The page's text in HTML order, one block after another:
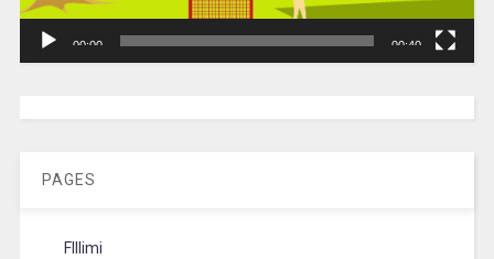
00:00 00:40
PAGES
FIllimi